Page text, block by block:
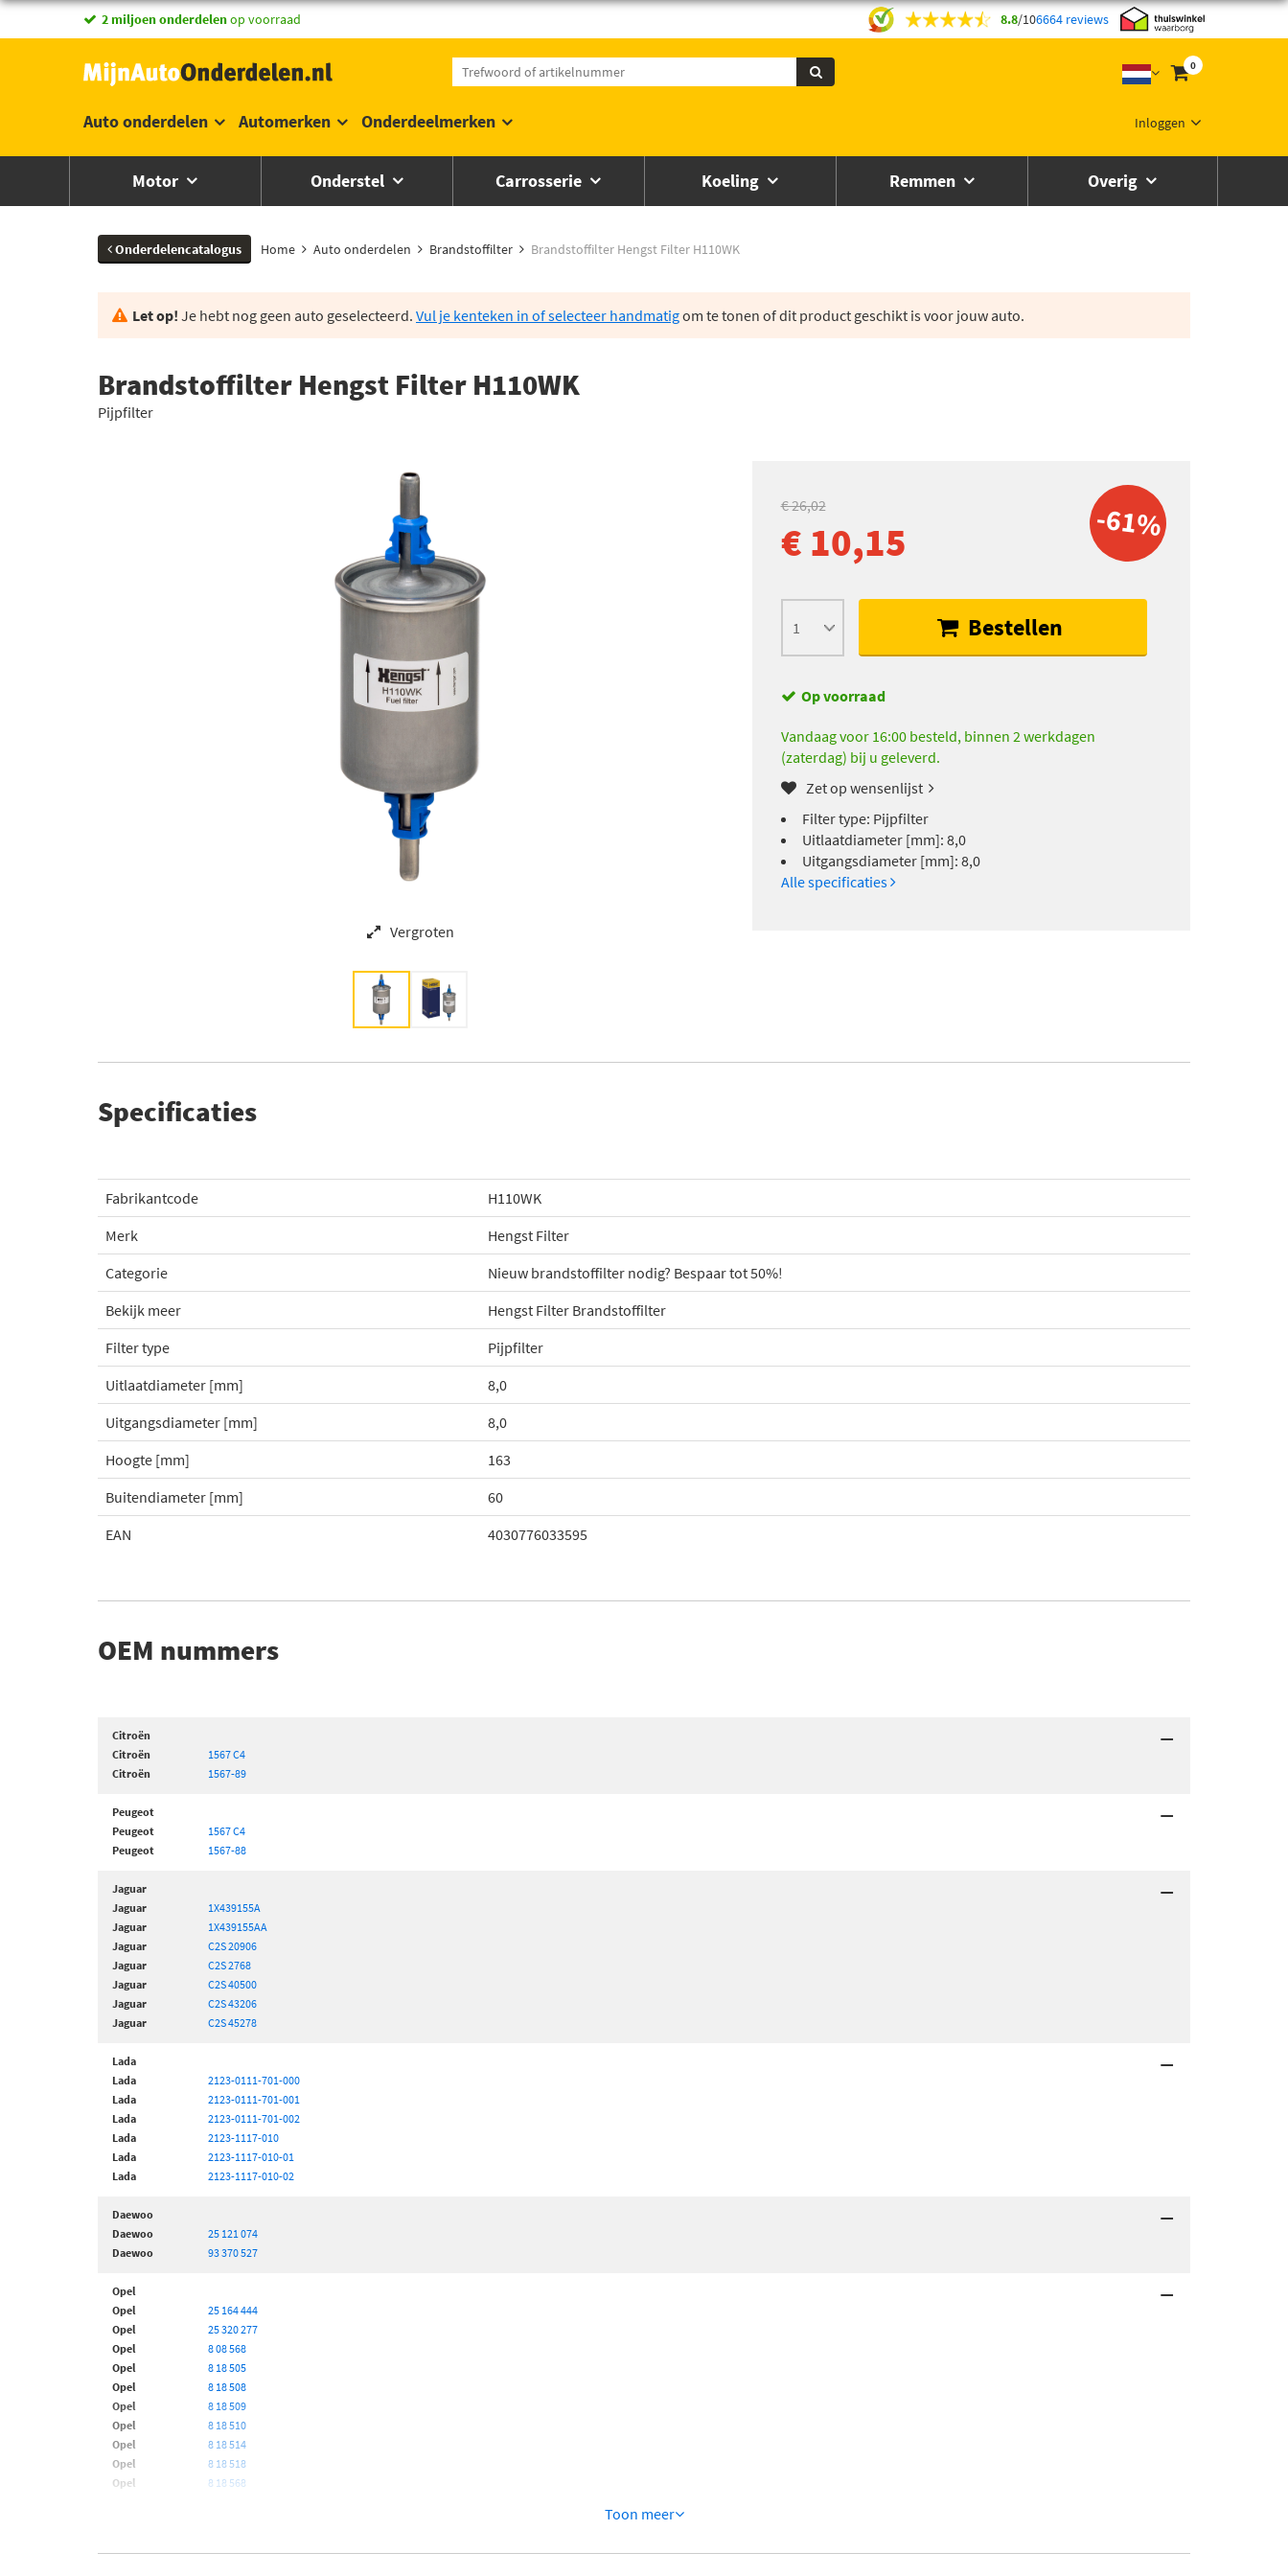
vandaag besteld,morgen in huis *
2 miljoen onderdelenop voorraad 8.8/106664 reviews
0
Inloggen
Auto onderdelen Automerken Onderdeelmerken
Motor Onderstel Carrosserie Koeling Remmen Overig
Onderdelencatalogus Home Auto onderdelen Brandstoffilter Brandstoffilter Hengst Filter H110WK
Let op! Je hebt nog geen auto geselecteerd. Vul je kenteken in of selecteer handmatigom te tonen of dit product geschikt is voor jouw auto.
Brandstoffilter Hengst Filter H110WK
Pijpfilter
Vergroten
-61%
€ 26,02
€ 10,15
Bestellen
Op voorraad
Vandaag voor 16:00 besteld, binnen 2 werkdagen
(zaterdag) bij u geleverd.
Zet op wensenlijst
Filter type: Pijpfilter
Uitlaatdiameter [mm]: 8,0
Uitgangsdiameter [mm]: 8,0
Alle specificaties
Specificaties
Fabrikantcode
H110WK
Merk
Hengst Filter
Categorie
Nieuw brandstoffilter nodig? Bespaar tot 50%!
Bekijk meer
Hengst Filter Brandstoffilter
Filter type
Pijpfilter
Uitlaatdiameter [mm]
8,0
Uitgangsdiameter [mm]
8,0
Hoogte [mm]
163
Buitendiameter [mm]
60
EAN
4030776033595
OEM nummers
Citroën
Citroën
1567 C4
Citroën
1567-89
Peugeot
Peugeot
1567 C4
Peugeot
1567-88
Jaguar
Jaguar
1X439155A
Jaguar
1X439155AA
Jaguar
C2S 20906
Jaguar
C2S 2768
Jaguar
C2S 40500
Jaguar
C2S 43206
Jaguar
C2S 45278
Lada
Lada
2123-0111-701-000
Lada
2123-0111-701-001
Lada
2123-0111-701-002
Lada
2123-1117-010
Lada
2123-1117-010-01
Lada
2123-1117-010-02
Daewoo
Daewoo
25 121 074
Daewoo
93 370 527
Opel
Opel
25 164 444
Opel
25 320 277
Opel
8 08 568
Opel
8 18 505
Opel
8 18 508
Opel
8 18 509
Opel
8 18 510
Opel
8 18 514
Opel
8 18 518
Opel
8 18 568
Toon meer